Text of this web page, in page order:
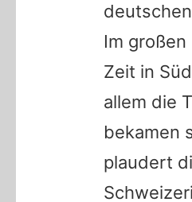
Im
Zeit in
allem die
bekamen
plaudert